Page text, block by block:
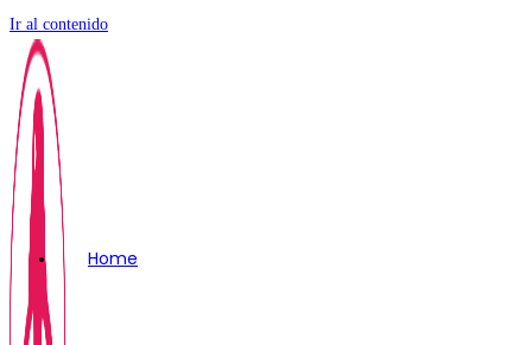
Ir al contenido
Home